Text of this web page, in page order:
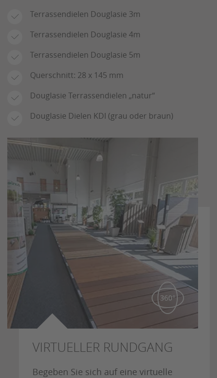
Terrassendielen Douglasie 3m
Terrassendielen Douglasie 4m
Terrassendielen Douglasie 5m
Querschnitt: 28 x 145 mm
Douglasie Terrassendielen „natur“
Douglasie Dielen KDI (grau oder braun)
VIRTUELLER RUNDGANG
Begeben Sie sich auf eine virtuelle